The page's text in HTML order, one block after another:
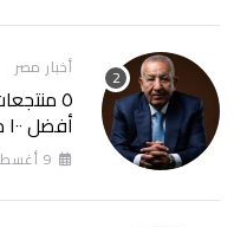
أخبار مصر
٥
الروسى
9 أغسطس، 2026